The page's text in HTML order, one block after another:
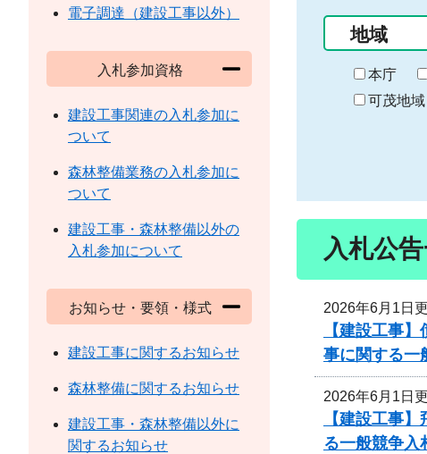
の
始
ま
り
地域
本庁
可茂地域
入札公
2026年6月1日
【建設工事
事に関する一
2026年6月1日
【建設工事
る一般競争入
電子調達（建設工事以外）
入札参加資格
建設工事関連の入札参加に
ついて
森林整備業務の入札参加に
ついて
建設工事・森林整備以外の
入札参加について
お知らせ・要領・様式
建設工事に関するお知らせ
森林整備に関するお知らせ
建設工事・森林整備以外に
関するお知らせ